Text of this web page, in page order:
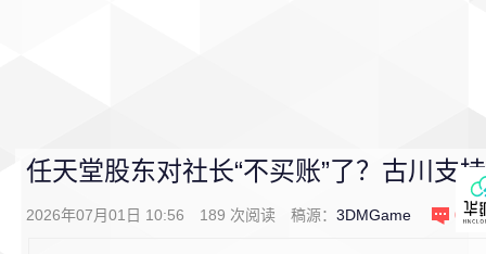
任天堂股东对社长“不买账”了？古川支
2026年07月01日 10:56 189 次阅读 稿源： 3DMGame 0 条